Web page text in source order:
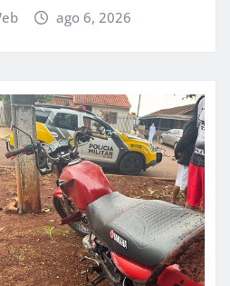
ago 6, 2026